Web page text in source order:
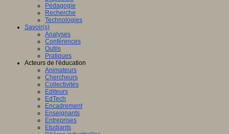
Pédagogie
Recherche
Technologies
Savoir(s)
Analyses
Conférences
Outils
Pratiques
Acteurs de l'éducation
Animateurs
Chercheurs
Collectivités
Editeurs
EdTech
Encadrement
Enseignants
Entreprises
Etudiants